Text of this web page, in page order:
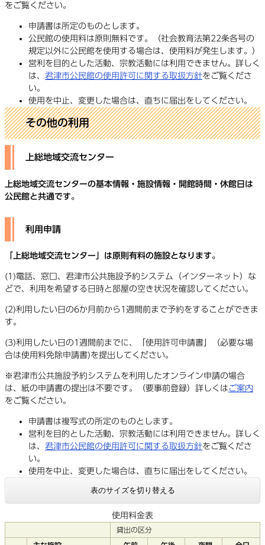
をご覧ください。
申請書は所定のものとします。
公民館の使用料は原則無料です。（社会教育法第22条各号の
規定以外に公民館を使用する場合は、使用料が発生します。）
営利を目的とした活動、宗教活動には利用できません。詳しく
は、 君津市公民館の使用許可に関する取扱方針をご覧くださ
い。
使用を中止、変更した場合は、直ちに届出をしてください。
その他の利用
上総地域交流センター
上総地域交流センターの基本情報・施設情報・開館時間・休館日は
公民館と共通です。
利用申請
「上総地域交流センター」は原則有料の施設となります。
(1)電話、窓口、君津市公共施設予約システム（インターネット）な
どで、利用を希望する日時と部屋の空き状況を確認してください。
(2)利用したい日の6か月前から1週間前まで予約をすることができま
す。
(3)利用したい日の1週間前までに、「使用許可申請書」（必要な場
合は使用料免除申請書)を提出してください。
※君津市公共施設予約システムを利用したオンライン申請の場合
は、紙の申請書の提出は不要です。（要事前登録）詳しくは ご案内
をご覧ください。
申請書は複写式の所定のものとします。
営利を目的とした活動、宗教活動には利用できません。詳しく
は、 君津市公民館の使用許可に関する取扱方針をご覧くださ
い。
使用を中止、変更した場合は、直ちに届出をしてください。
表のサイズを切り替える
使用料金表
貸出の区分